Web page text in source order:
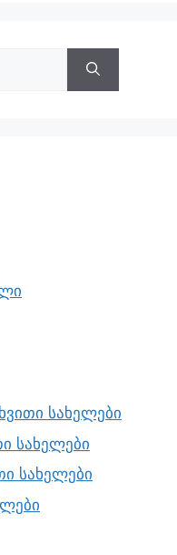
სახელები
სახელები
სახელები